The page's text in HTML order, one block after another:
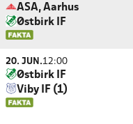
ASA, Aarhus
Østbirk IF
20. JUN.12:00
Østbirk IF
Viby IF (1)